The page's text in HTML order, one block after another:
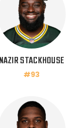
NAZIR STACKHOUSE
#93